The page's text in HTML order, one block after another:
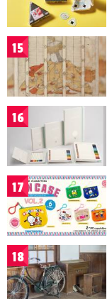
15
16
17
18